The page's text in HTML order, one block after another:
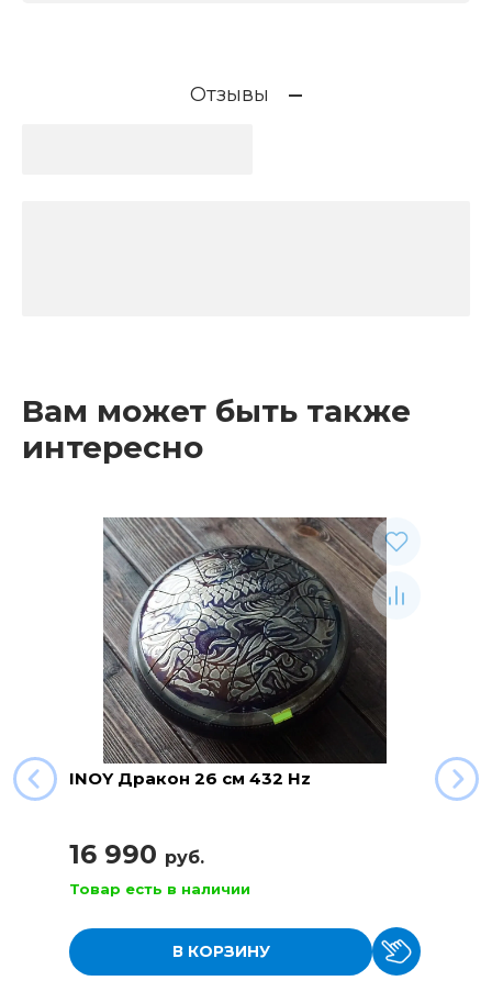
Отзывы
Вам может быть также
интересно
INOY Дракон 26 см 432 Hz
16 990 руб.
Товар есть в наличии
В КОРЗИНУ